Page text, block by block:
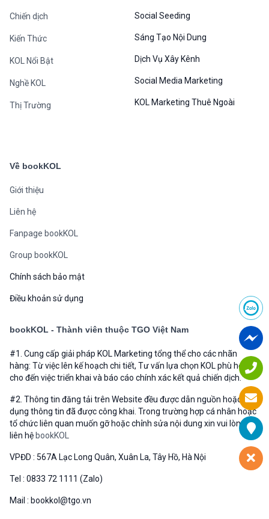
Chiến dịch
Kiến Thức
KOL Nổi Bật
Nghề KOL
Thị Trường
Social Seeding
Sáng Tạo Nội Dung
Dịch Vụ Xây Kênh
Social Media Marketing
KOL Marketing Thuê Ngoài
Về bookKOL
Giới thiệu
Liên hệ
Fanpage bookKOL
Group bookKOL
Chính sách bảo mật
Điều khoản sử dụng
bookKOL - Thành viên thuộc TGO Việt Nam
#1. Cung cấp giải pháp KOL Marketing tổng thể cho các nhãn
hàng: Từ việc lên kế hoạch chi tiết, Tư vấn lựa chọn KOL phù hợp
cho đến việc triển khai và báo cáo chính xác kết quả chiến dịch.
#2. Thông tin đăng tải trên Website đều được dẫn nguồn hoặc sử
dụng thông tin đã được công khai. Trong trường hợp cá nhân hoặc
tổ chức liên quan muốn gỡ hoặc chỉnh sửa nội dung xin vui lòng
liên hệ bookKOL
VPĐD : 567A Lạc Long Quân, Xuân La, Tây Hồ, Hà Nội
Tel : 0833 72 1111 (Zalo)
Mail : bookkol@tgo.vn